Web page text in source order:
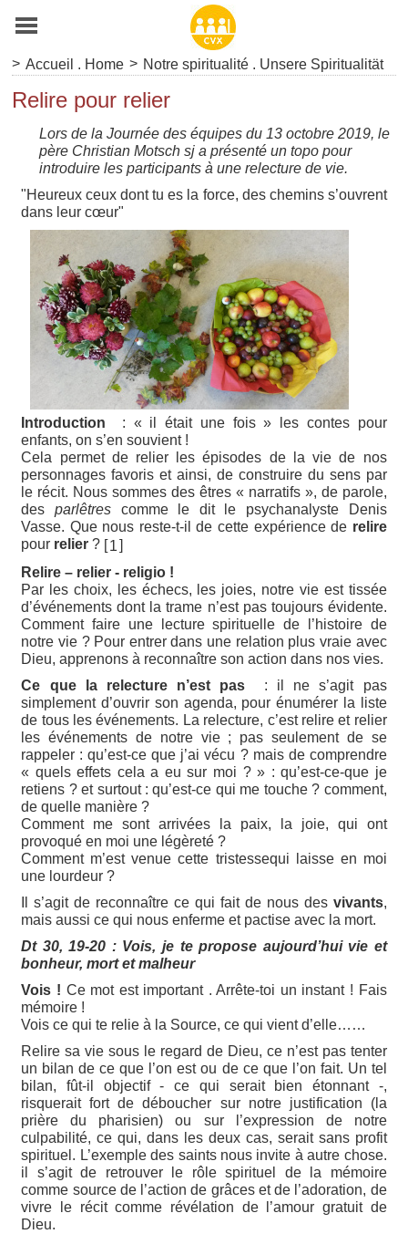
> Accueil . Home > Notre spiritualité . Unsere Spiritualität
Relire pour relier
Lors de la Journée des équipes du 13 octobre 2019, le
père Christian Motsch sj a présenté un topo pour
introduire les participants à une relecture de vie.
"Heureux ceux dont tu es la force, des chemins s’ouvrent
dans leur cœur"
Introduction
: « il était une fois » les contes pour
enfants, on s’en souvient !
Cela permet de relier les épisodes de la vie de nos
personnages favoris et ainsi, de construire du sens par
le récit. Nous sommes des êtres « narratifs », de parole,
desparlêtres comme le dit le psychanalyste Denis
Vasse. Que nous reste-t-il de cette expérience de relire
pour relier ? [1 ]
Relire – relier - religio !
Par les choix, les échecs, les joies, notre vie est tissée
d’événements dont la trame n’est pas toujours évidente.
Comment faire une lecture spirituelle de l’histoire de
notre vie ? Pour entrer dans une relation plus vraie avec
Dieu, apprenons à reconnaître son action dans nos vies.
Ce que la relecture n’est pas
: il ne s’agit pas
simplement d’ouvrir son agenda, pour énumérer la liste
de tous les événements. La relecture, c’est relire et relier
les événements de notre vie ; pas seulement de se
rappeler : qu’est-ce que j’ai vécu ? mais de comprendre
« quels effets cela a eu sur moi ? » : qu’est-ce-que je
retiens ? et surtout : qu’est-ce qui me touche ? comment,
de quelle manière ?
Comment me sont arrivées la paix, la joie, qui ont
provoqué en moi une légèreté ?
Comment m’est venue cette tristessequi laisse en moi
une lourdeur ?
Il s’agit de reconnaître ce qui fait de nous des vivants,
mais aussi ce qui nous enferme et pactise avec la mort.
Dt 30, 19-20 : Vois, je te propose aujourd’hui vie et
bonheur, mort et malheur
Vois ! Ce mot est important . Arrête-toi un instant ! Fais
mémoire !
Vois ce qui te relie à la Source, ce qui vient d’elle……
Relire sa vie sous le regard de Dieu, ce n’est pas tenter
un bilan de ce que l’on est ou de ce que l’on fait. Un tel
bilan, fût-il objectif - ce qui serait bien étonnant -,
risquerait fort de déboucher sur notre justification (la
prière du pharisien) ou sur l’expression de notre
culpabilité, ce qui, dans les deux cas, serait sans profit
spirituel. L’exemple des saints nous invite à autre chose.
il s’agit de retrouver le rôle spirituel de la mémoire
comme source de l’action de grâces et de l’adoration, de
vivre le récit comme révélation de l’amour gratuit de
Dieu.